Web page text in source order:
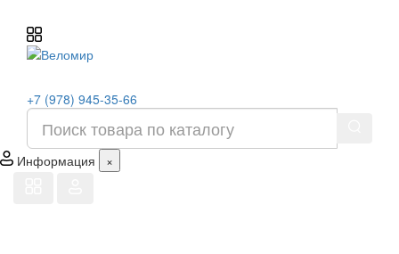
+7 (978) 945-35-66
Информация ×